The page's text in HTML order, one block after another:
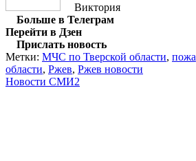
Виктория
Больше в Телеграм
Перейти в Дзен
Прислать новость
Метки: МЧС по Тверской области,
области, Ржев, Ржев новости
Новости СМИ2